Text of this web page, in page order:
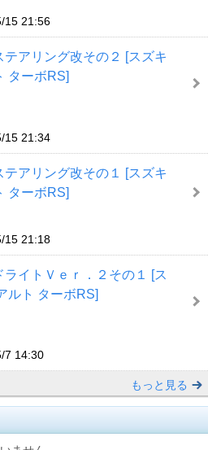
15 21:56
テアリング改その２ [スズキ
ターボRS]
15 21:34
テアリング改その１ [スズキ
ターボRS]
15 21:18
ライトＶｅｒ．２その１ [ス
ルト ターボRS]
7 14:30
もっと見る